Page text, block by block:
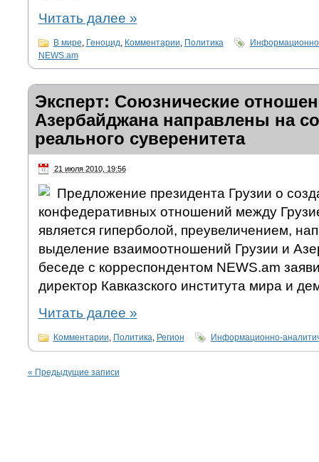
Читать далее »
В мире, Геноцид, Комментарии, Политика
NEWS.am
Эксперт: Союзнические
Азербайджана направлены на
реального суверенитета
21 июля 2010, 19:56
Предложение президента Грузии о
конфедеративных отношений между
является гиперболой, преувеличением,
выделение взаимоотношений Грузии и
беседе с корреспондентом NEWS.am
директор Кавказского института мира и
Читать далее »
Комментарии, Политика, Регион Информационно-
« Предыдущие записи